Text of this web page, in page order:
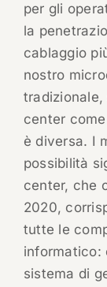
per gli
la
cablaggio
nostro
center
è diversa. I
possibilità
center, che
2020,
tutte le
informatico:
sistema di